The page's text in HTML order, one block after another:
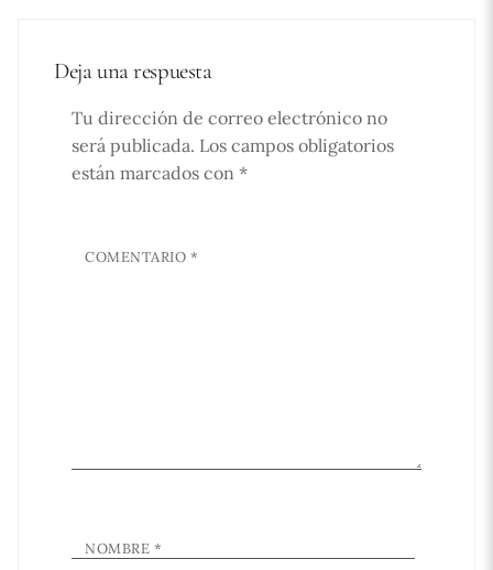
Deja una respuesta
Tu dirección de correo electrónico no
será publicada. Los campos obligatorios
están marcados con *
COMENTARIO *
NOMBRE *